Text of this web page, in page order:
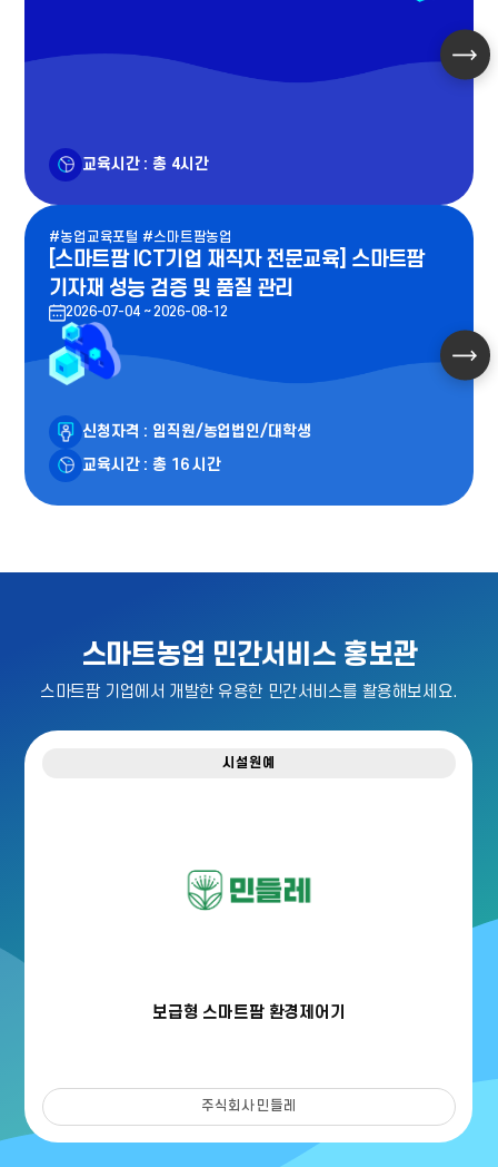
교육시간 : 총 4시간
#농업교육포털 #스마트팜농업
[스마트팜 ICT기업 재직자 전문교육] 스마트팜
기자재 성능 검증 및 품질 관리
2026-07-04 ~ 2026-08-12
신청자격 : 임직원/농업법인/대학생
교육시간 : 총 16 시간
스마트농업 민간서비스 홍보관
스마트팜 기업에서 개발한 유용한 민간서비스를 활용해보세요.
시설원예
보급형 스마트팜 환경제어기
주식회사 민들레